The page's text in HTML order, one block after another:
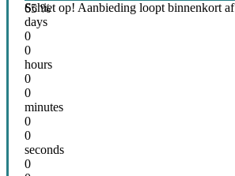
65 %
Schiet op! Aanbieding loopt binnenkort af
days
0
0
hours
0
0
minutes
0
0
seconds
0